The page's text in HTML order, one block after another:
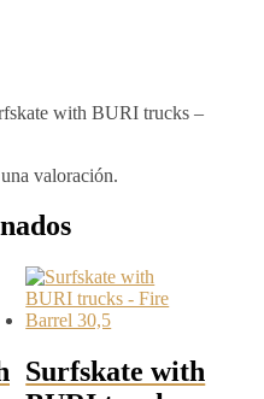
with BURI trucks –
valoración.
Surfskate with